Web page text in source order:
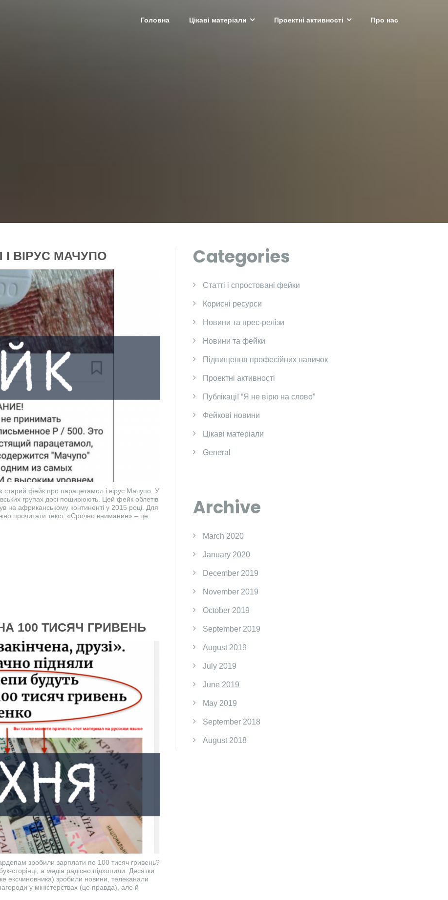
Головна Цікаві матеріали Проектні активності Про нас
ВІРУС МАЧУПО
фейк про парацетамол і вірус Мачупо. У
групах досі поширюють. Цей фейк облетів
на африканському континенті у 2015 році. Для
прочитати текст. «Срочно внимание» – це
100 ТИСЯЧ ГРИВЕНЬ
зробили зарплати по 100 тисяч гривень?
сторінці, а медіа радісно підхопили. Десятки
ексчиновника) зробили новини, телеканали
у міністерствах (це правда), але й
Categories
Cтатті і спростовані фейки
Корисні ресурси
Новини та прес-релізи
Новини та фейки
Підвищення професійних навичок
Проектні активності
Публікації “Я не вірю на слово”
Фейкові новини
Цікаві матеріали
General
Archive
March 2020
January 2020
December 2019
November 2019
October 2019
September 2019
August 2019
July 2019
June 2019
May 2019
September 2018
August 2018